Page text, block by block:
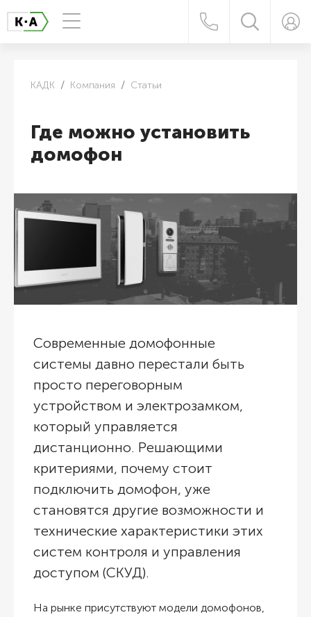
КАДК Компания Статьи
Где можно установить
домофон
Современные домофонные
системы давно перестали быть
просто переговорным
устройством и электрозамком,
который управляется
дистанционно. Решающими
критериями, почему стоит
подключить домофон, уже
становятся другие возможности и
технические характеристики этих
систем контроля и управления
доступом (СКУД).
На рынке присутствуют модели домофонов,